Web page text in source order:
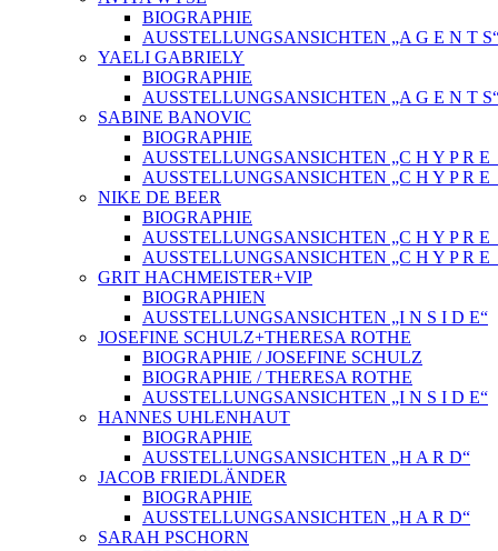
BIOGRAPHIE
AUSSTELLUNGSANSICHTEN „A G E N T
YAELI GABRIELY
BIOGRAPHIE
AUSSTELLUNGSANSICHTEN „A G E N T
SABINE BANOVIC
BIOGRAPHIE
AUSSTELLUNGSANSICHTEN „C H Y P R
AUSSTELLUNGSANSICHTEN „C H Y P R
NIKE DE BEER
BIOGRAPHIE
AUSSTELLUNGSANSICHTEN „C H Y P R
AUSSTELLUNGSANSICHTEN „C H Y P R
GRIT HACHMEISTER+VIP
BIOGRAPHIEN
AUSSTELLUNGSANSICHTEN „I N S I D E“
JOSEFINE SCHULZ+THERESA ROTHE
BIOGRAPHIE / JOSEFINE SCHULZ
BIOGRAPHIE / THERESA ROTHE
AUSSTELLUNGSANSICHTEN „I N S I D E“
HANNES UHLENHAUT
BIOGRAPHIE
AUSSTELLUNGSANSICHTEN „H A R D“
JACOB FRIEDLÄNDER
BIOGRAPHIE
AUSSTELLUNGSANSICHTEN „H A R D“
SARAH PSCHORN